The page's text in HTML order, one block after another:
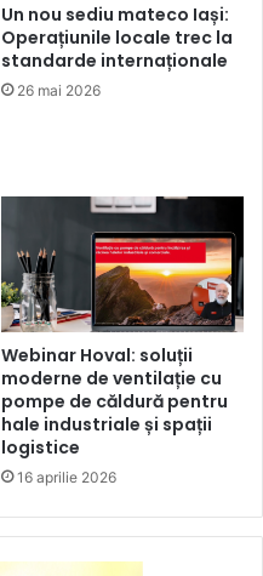
Un nou sediu mateco Iași:
Operațiunile locale trec la
standarde internaționale
26 mai 2026
Webinar Hoval: soluții
moderne de ventilație cu
pompe de căldură pentru
hale industriale și spații
logistice
16 aprilie 2026